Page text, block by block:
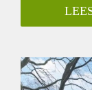
Borg: 1 Maand
Huisdieren
Huurtoeslag